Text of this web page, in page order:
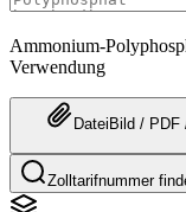
Ammonium-
Verwendung
Datei Bild / PDF
Zolltarifnummer